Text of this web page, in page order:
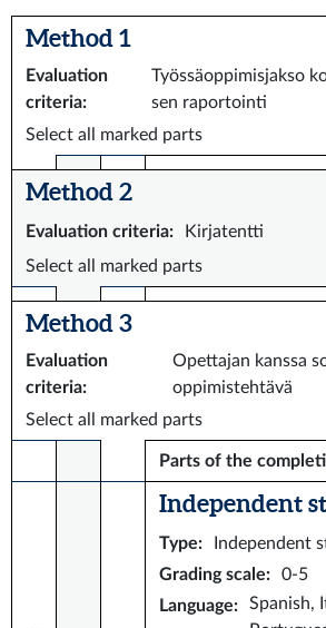
Method 1
Evaluation
criteria:
Työssäoppimisjakso
sen raportointi
Select all marked parts
Method 2
Evaluation criteria:
Kirjatentti
Select all marked parts
Method 3
Evaluation
criteria:
Opettajan kanssa
oppimistehtävä
Select all marked parts
Parts of the
Independent
Type:
Independent
Grading scale:
0-5
Language:
Spanish,